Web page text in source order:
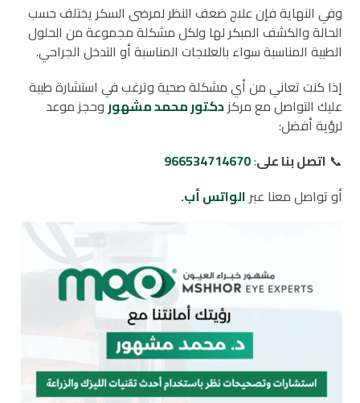
وفي النهاية فإن علاج ضعف النظر لمرضى السكر يختلف حسب
الحالة والكشف المبكر لها ولكل مشكلة مجموعة من الحلول
الطبية المناسبة سواء بالعلاجات المناسبة أو التدخل الجراحي.
إذا كنت تعاني من أي مشكلة صحية وترغب في استشارة طبية
عليك التواصل مع مركزدكتور محمد مشهوروحجز موعد
لرؤية أفضل:
📞 اتصل بنا على:
966534714670
أو تواصل معنا عبرالواتس أب.